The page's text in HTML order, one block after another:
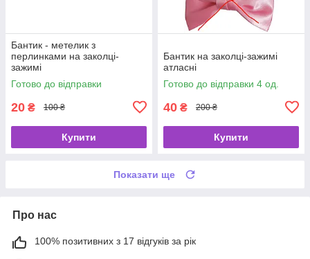
Бантик - метелик з
перлинками на заколці-
зажимі
Готово до відправки
20 ₴ 100 ₴
Купити
Бантик на заколці-зажимі
атласні
Готово до відправки 4 од.
40 ₴ 200 ₴
Купити
Показати ще
Про нас
100% позитивних з 17 відгуків за рік